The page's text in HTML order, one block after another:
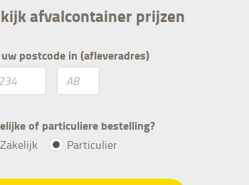
afvalcontainer prijzen
postcode in (afleveradres)
of particuliere bestelling?
Zakelijk Particulier